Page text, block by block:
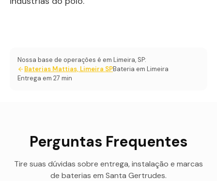
Nossa base de operações é em Limeira, SP:
Baterias Mattias, Limeira SPBateria em Limeira
Entrega em 27 min
Perguntas Frequentes
Tire suas dúvidas sobre entrega, instalação e marcas
de baterias em Santa Gertrudes.